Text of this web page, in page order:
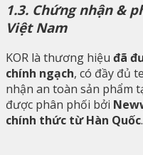
1.3. Chứng nhận &
Việt Nam
KOR là thương hiệu đã
chính ngạch, có đầy đủ
nhận an toàn sản phẩm
được phân phối bởi
chính thức từ Hàn Quốc.